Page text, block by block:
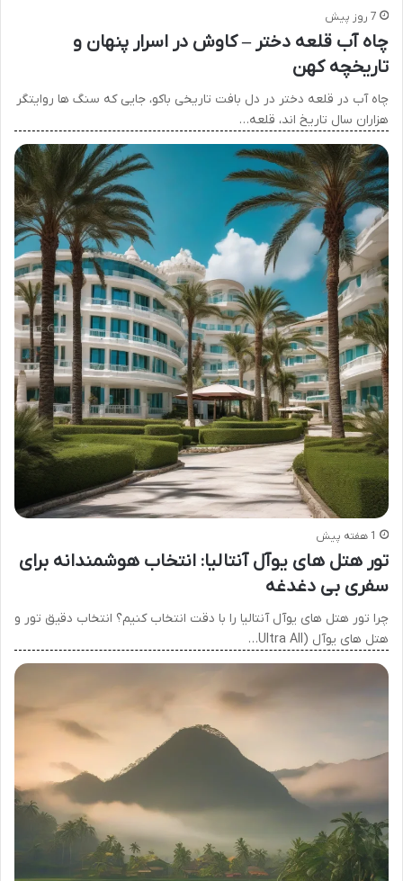
7 روز پیش
چاه آب قلعه دختر – کاوش در اسرار پنهان و
تاریخچه کهن
چاه آب در قلعه دختر در دل بافت تاریخی باکو، جایی که سنگ ها روایتگر
هزاران سال تاریخ اند، قلعه…
1 هفته پیش
تور هتل های یوآل آنتالیا: انتخاب هوشمندانه برای
سفری بی دغدغه
چرا تور هتل های یوآل آنتالیا را با دقت انتخاب کنیم؟ انتخاب دقیق تور و
هتل های یوآل (Ultra All…